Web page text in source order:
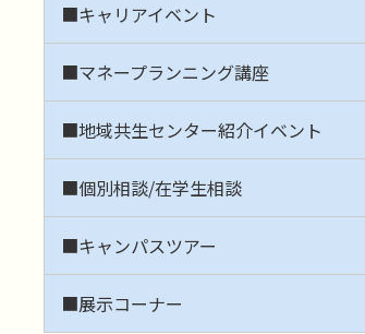
■キャリアイベント
■マネープランニング講座
■地域共生センター紹介イベント
■個別相談/在学生相談
■キャンパスツアー
■展示コーナー